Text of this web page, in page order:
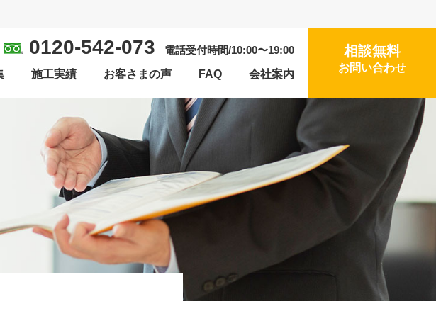
相談無料
お問い合わせ
0120-542-073
電話受付時間/10:00〜19:00
施工実績 お客さまの声 FAQ 会社案内